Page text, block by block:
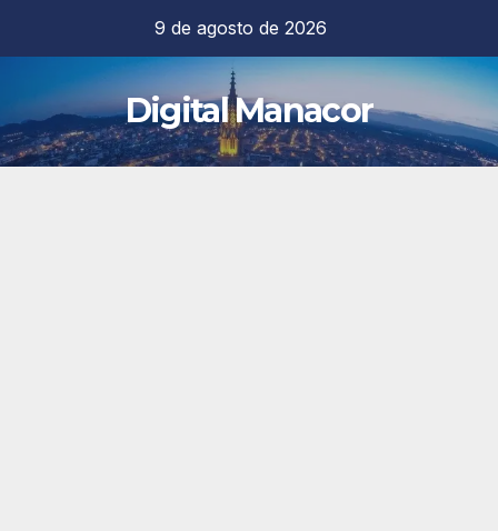
contenido
9 de agosto de 2026
Digital Manacor